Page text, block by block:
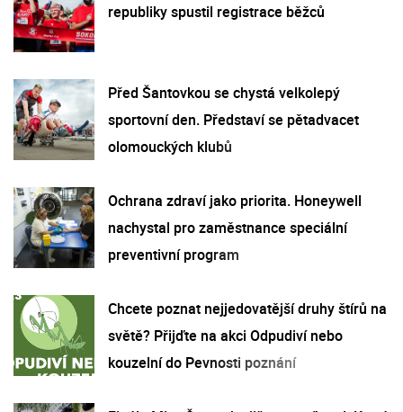
republiky spustil registrace běžců
Před Šantovkou se chystá velkolepý
sportovní den. Představí se pětadvacet
olomouckých klubů
Ochrana zdraví jako priorita. Honeywell
nachystal pro zaměstnance speciální
preventivní program
Chcete poznat nejjedovatější druhy štírů na
světě? Přijďte na akci Odpudiví nebo
kouzelní do Pevnosti poznání